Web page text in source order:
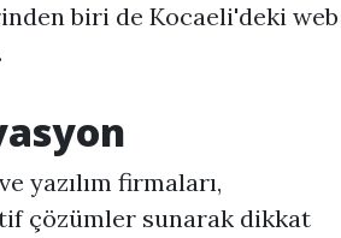
biri de Kocaeli'deki web
yazılım firmaları,
çözümler sunarak dikkat